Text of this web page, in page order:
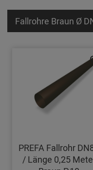
Fallrohre Braun Ø
PREFA Fallrohr
/ Länge 0,25